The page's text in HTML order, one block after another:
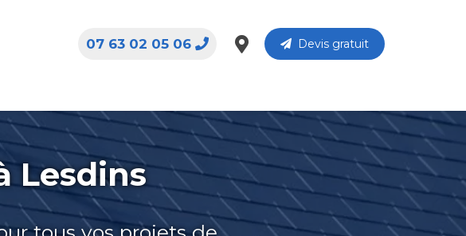
Devis gratuit
07 63 02 05 06
Lesdins